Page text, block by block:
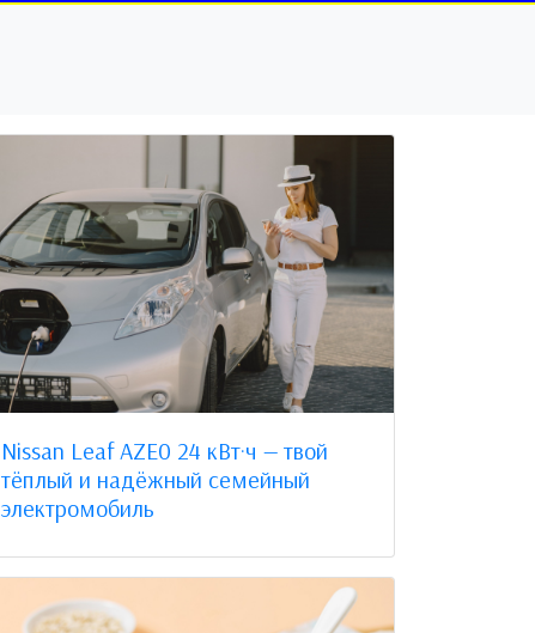
Nissan Leaf AZE0 24 кВт·ч — твой
тёплый и надёжный семейный
электромобиль